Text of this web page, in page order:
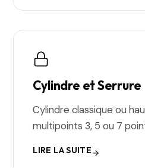
Cylindre et Serrure
Cylindre classique ou
multipoints 3, 5 ou 7
LIRE LA SUITE